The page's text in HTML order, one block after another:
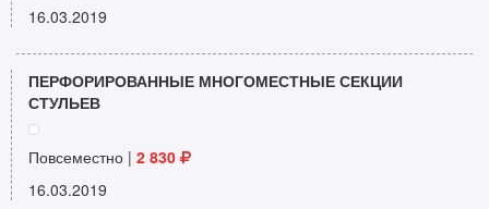
16.03.2019
ПЕРФОРИРОВАННЫЕ МНОГОМЕСТНЫЕ СЕКЦИИ
СТУЛЬЕВ
Повсеместно | 2 830
16.03.2019